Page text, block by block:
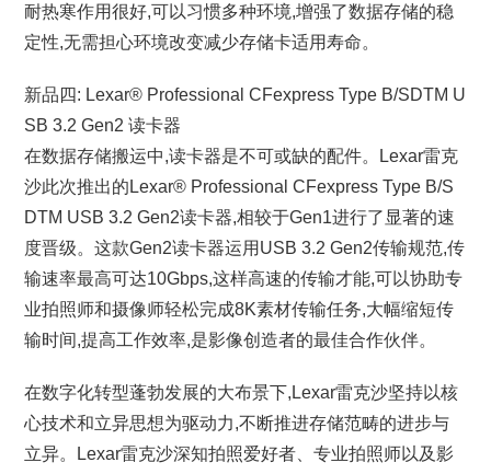
耐热寒作用很好,可以习惯多种环境,增强了数据存储的稳
定性,无需担心环境改变减少存储卡适用寿命。
新品四: Lexar® Professional CFexpress Type B/SDTM U
SB 3.2 Gen2 读卡器
在数据存储搬运中,读卡器是不可或缺的配件。Lexar雷克
沙此次推出的Lexar® Professional CFexpress Type B/S
DTM USB 3.2 Gen2读卡器,相较于Gen1进行了显著的速
度晋级。这款Gen2读卡器运用USB 3.2 Gen2传输规范,传
输速率最高可达10Gbps,这样高速的传输才能,可以协助专
业拍照师和摄像师轻松完成8K素材传输任务,大幅缩短传
输时间,提高工作效率,是影像创造者的最佳合作伙伴。
在数字化转型蓬勃发展的大布景下,Lexar雷克沙坚持以核
心技术和立异思想为驱动力,不断推进存储范畴的进步与
立异。Lexar雷克沙深知拍照爱好者、专业拍照师以及影